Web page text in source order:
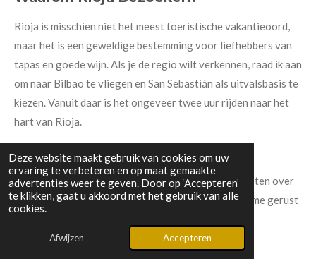
Deze website maakt gebruik van cookies om uw
ervaring te verbeteren en op maat gemaakte
advertenties weer te geven. Door op ‘Accepteren’
te klikken, gaat u akkoord met het gebruik van alle
cookies.
Afwijzen Accepteren
Rioja is misschien niet het meest toeristische vakantieoord,
maar het is een geweldige bestemming voor liefhebbers van
tapas en goede wijn. Als je de regio wilt verkennen, raad ik aan
om naar Bilbao te vliegen en San Sebastián als uitvalsbasis te
kiezen. Vanuit daar is het ongeveer twee uur rijden naar het
hart van Rioja.
Ben je nieuwsgierig naar de wijnen of wil je meer weten over
mijn reis? Laat het me weten in een reactie of stuur me gerust